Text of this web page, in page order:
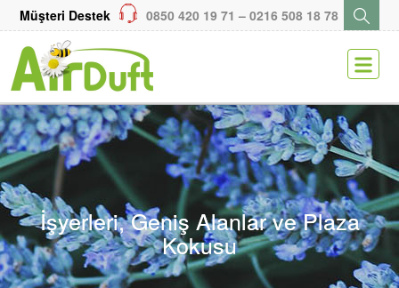
Müşteri Destek 0850 420 19 71 – 0216 508 18 78
ENGLISH
İşyerleri, Geniş Alanlar ve Plaza
Kokusu